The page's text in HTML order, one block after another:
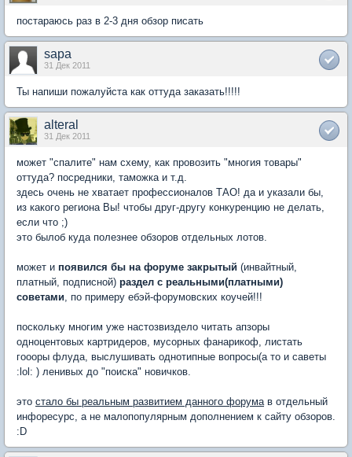
постараюсь раз в 2-3 дня обзор писать
sapa
31 Дек 2011
Ты напиши пожалуйста как оттуда заказать!!!!!
alteral
31 Дек 2011
может "спалите" нам схему, как провозить "многия товары"
оттуда? посредники, таможка и т.д.
здесь очень не хватает профессионалов ТАО! да и указали бы,
из какого региона Вы! чтобы друг-другу конкуренцию не делать,
если что ;)
это былоб куда полезнее обзоров отдельных лотов.
может и появился бы на форуме закрытый (инвайтный,
платный, подписной) раздел с реальными(платными)
советами, по примеру ебэй-форумовских коучей!!!
поскольку многим уже настозвиздело читать апзоры
одноцентовых картридеров, мусорных фанарикоф, листать
гоооры флуда, выслушивать однотипные вопросы(а то и саветы
:lol: ) ленивых до "поиска" новичков.
это стало бы реальным развитием данного форумав отдельный
инфоресурс, а не малопопулярным дополнением к сайту обзоров.
:D